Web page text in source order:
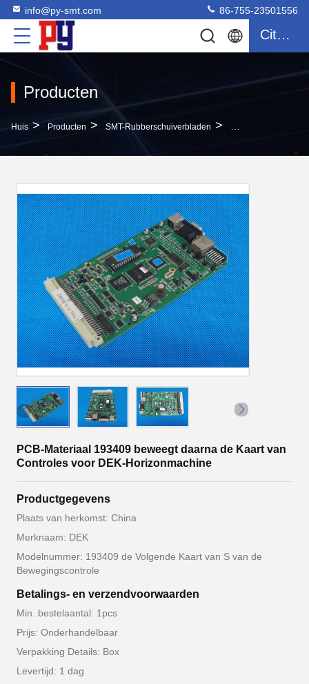
info@py-smt.com 86-755-23501556
Citaat
Producten
Huis > Producten > SMT-Rubberschuiverbladen > PCB-Materiaal
PCB-Materiaal 193409 beweegt daarna de Kaart van
Controles voor DEK-Horizonmachine
Productgegevens
Plaats van herkomst: China
Merknaam: DEK
Modelnummer: 193409 de Volgende Kaart van S van de
Bewegingscontrole
Betalings- en verzendvoorwaarden
Min. bestelaantal: 1pcs
Prijs: Onderhandelbaar
Verpakking Details: Box
Levertijd: 1 dag